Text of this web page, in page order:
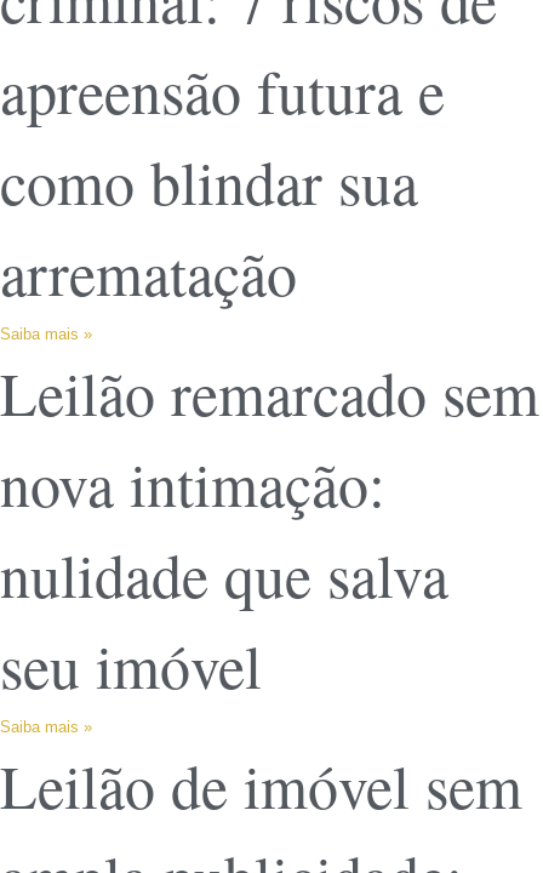
apreensão futura e
como blindar sua
arrematação
Saiba mais »
Leilão remarcado sem
nova intimação:
nulidade que salva
seu imóvel
Saiba mais »
Leilão de imóvel sem